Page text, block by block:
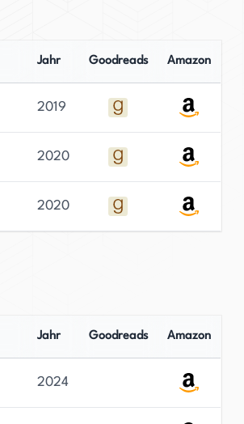
Jahr Goodreads Amazon
2019
2020
2020
Jahr Goodreads Amazon
2024